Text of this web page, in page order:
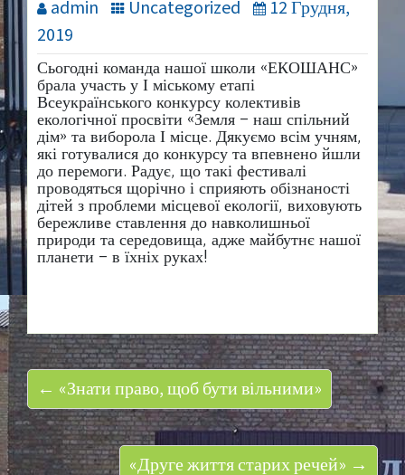
admin Uncategorized
12 Грудня,
2019
Сьогодні команда нашої школи «ЕКОШАНС»
брала участь у І міському етапі
Всеукраїнського конкурсу колективів
екологічної просвіти «Земля – наш спільний
дім» та виборола І місце. Дякуємо всім учням,
які готувалися до конкурсу та впевнено йшли
до перемоги. Радує, що такі фестивалі
проводяться щорічно і сприяють обізнаності
дітей з проблеми місцевої екології, виховують
бережливе ставлення до навколишньої
природи та середовища, адже майбутнє нашої
планети – в їхніх руках!
← «Знати право, щоб бути вільними»
«Друге життя старих речей» →